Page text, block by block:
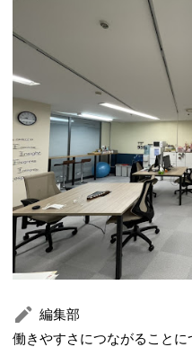
編集部
働きやすさにつながること